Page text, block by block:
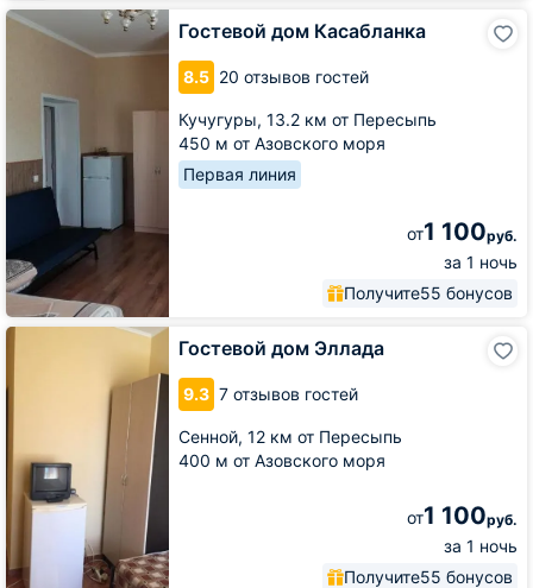
Гостевой дом Касабланка
8.5 20 отзывов гостей
Кучугуры, 13.2 км от Пересыпь
450 м от Азовского моря
Первая линия
от1 100руб.
за 1 ночь
Получите55 бонусов
Гостевой
Гостевой дом Эллада
9.3 7 отзывов гостей
Сенной, 12 км от Пересыпь
400 м от Азовского моря
от1 100руб.
за 1 ночь
Получите55 бонусов
Гостевой